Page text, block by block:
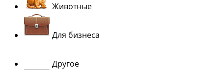
Животные
Для бизнеса
Другое